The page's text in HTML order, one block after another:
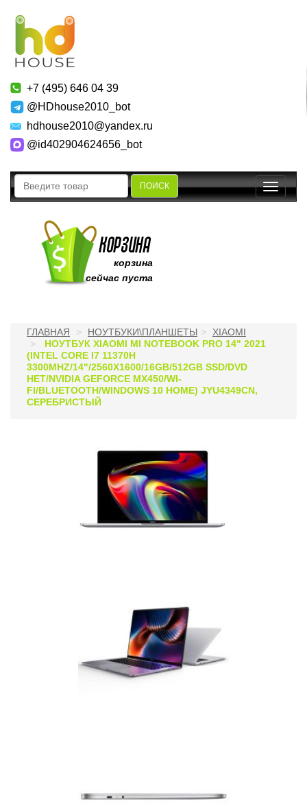
+7 (495) 646 04 39
@HDhouse2010_bot
hdhouse2010@yandex.ru
@id402904624656_bot
ПОИСК
Toggle
корзина
сейчас пуста
ГЛАВНАЯ НОУТБУКИ\ПЛАНШЕТЫ
XIAOMI
НОУТБУК XIAOMI MI NOTEBOOK PRO 14" 2021
(INTEL CORE I7 11370H
3300MHZ/14"/2560X1600/16GB/512GB SSD/DVD
НЕТ/NVIDIA GEFORCE MX450/WI-
FI/BLUETOOTH/WINDOWS 10 HOME) JYU4349CN,
СЕРЕБРИСТЫЙ